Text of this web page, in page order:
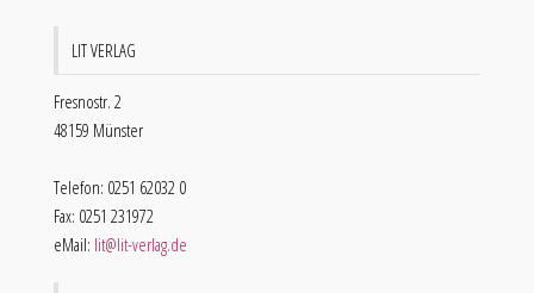
LIT VERLAG
Fresnostr. 2
48159 Münster
Telefon: 0251 62032 0
Fax: 0251 231972
eMail: lit@lit-verlag.de